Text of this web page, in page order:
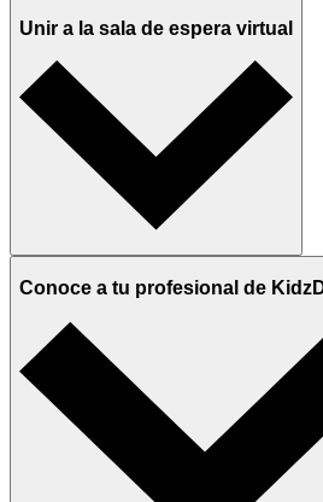
Unir a la sala de espera virtual
Conoce a tu profesional de